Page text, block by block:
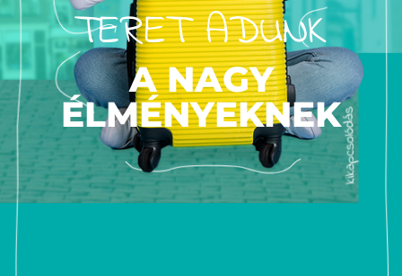
TERET ADUNK
A NAGY
ÉLMÉNYEKNEK